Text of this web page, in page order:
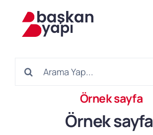
Hakkımızda
Örnek sayfa
Örnek sayfa